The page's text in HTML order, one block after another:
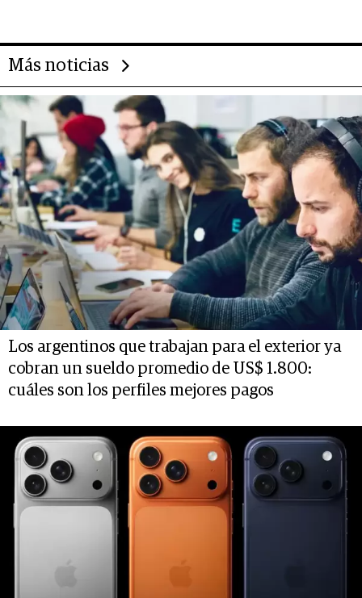
Más noticias
Los argentinos que trabajan para el exterior ya
cobran un sueldo promedio de US$ 1.800:
cuáles son los perfiles mejores pagos